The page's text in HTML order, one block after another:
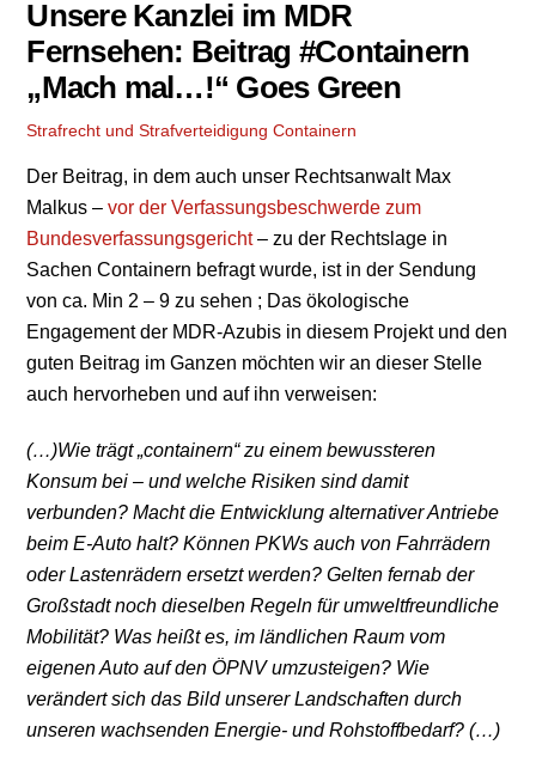
Unsere Kanzlei im MDR
Fernsehen: Beitrag #Containern
„Mach mal…!“ Goes Green
Strafrecht und Strafverteidigung Containern
Der Beitrag, in dem auch unser Rechtsanwalt Max
Malkus –vor der Verfassungsbeschwerde zum
Bundesverfassungsgericht– zu der Rechtslage in
Sachen Containern befragt wurde, ist in der Sendung
von ca. Min 2 – 9 zu sehen ; Das ökologische
Engagement der MDR-Azubis in diesem Projekt und den
guten Beitrag im Ganzen möchten wir an dieser Stelle
auch hervorheben und auf ihn verweisen:
(…)Wie trägt „containern“ zu einem bewussteren
Konsum bei – und welche Risiken sind damit
verbunden? Macht die Entwicklung alternativer Antriebe
beim E-Auto halt? Können PKWs auch von Fahrrädern
oder Lastenrädern ersetzt werden? Gelten fernab der
Großstadt noch dieselben Regeln für umweltfreundliche
Mobilität? Was heißt es, im ländlichen Raum vom
eigenen Auto auf den ÖPNV umzusteigen? Wie
verändert sich das Bild unserer Landschaften durch
unseren wachsenden Energie- und Rohstoffbedarf? (…)